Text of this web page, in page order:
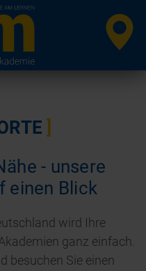
- unsere
einen Blick
wird Ihre
ganz einfach.
besuchen Sie einen